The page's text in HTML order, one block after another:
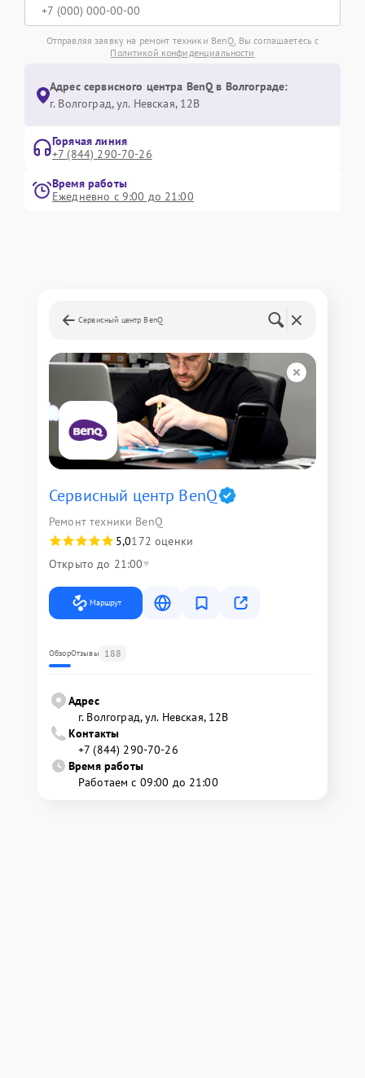
Отправляя заявку на ремонт техники BenQ, Вы соглашаетесь с
Политикой конфиденциальности
Адрес сервисного центра BenQ в Волгограде:
г. Волгоград, ул. Невская, 12В
Горячая линия
+7 (844) 290-70-26
Время работы
Ежедневно с 9:00 до 21:00
Сервисный центр BenQ
Сервисный центр BenQ
Ремонт техники BenQ
5,0172 оценки
Открыто до 21:00
Маршрут
ОбзорОтзывы 188
Адрес
г. Волгоград, ул. Невская, 12В
Контакты
+7 (844) 290-70-26
Время работы
Работаем с 09:00 до 21:00